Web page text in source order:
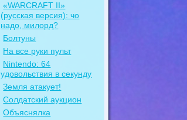
«WARCRAFT II»
(русская версия): чо
надо, милорд?
Болтуны
На все руки пульт
Nintendo: 64
удовольствия в секунду
Земля атакует!
Солдатский аукцион
Объяснялка